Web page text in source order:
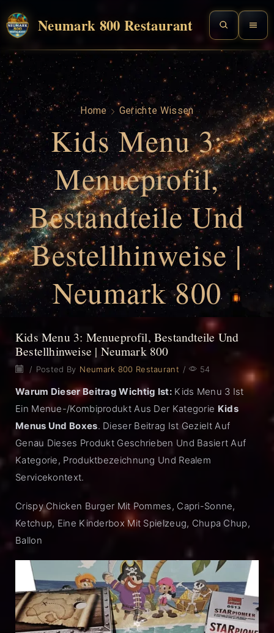
Neumark 800 Restaurant
Home Gerichte Wissen
Kids Menu 3:
Menueprofil,
Bestandteile Und
Bestellhinweise |
Neumark 800
Kids Menu 3: Menueprofil, Bestandteile Und
Bestellhinweise | Neumark 800
/ Posted By Neumark 800 Restaurant / 54
Warum Dieser Beitrag Wichtig Ist:Kids Menu 3 Ist
Ein Menue-/Kombiprodukt Aus Der Kategorie Kids
Menus Und Boxes. Dieser Beitrag Ist Gezielt Auf
Genau Dieses Produkt Geschrieben Und Basiert Auf
Kategorie, Produktbezeichnung Und Realem
Servicekontext.
Crispy Chicken Burger Mit Pommes, Capri-Sonne,
Ketchup, Eine Kinderbox Mit Spielzeug, Chupa Chup,
Ballon